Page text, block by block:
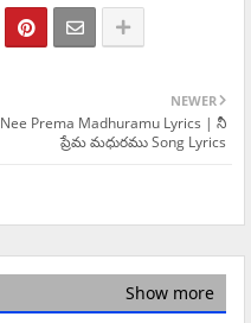
NEWER
Nee Prema Madhuramu Lyrics | నీ
ప్రేమ మధురము Song Lyrics
Show more